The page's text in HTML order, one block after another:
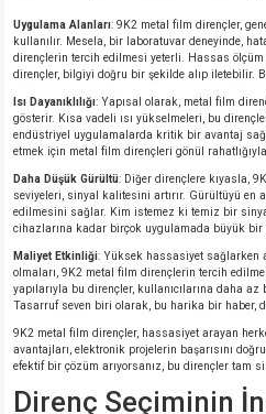
Uygulama Alanları: 9K2 metal film dirençler,
kullanılır. Mesela, bir laboratuvar deneyinde,
dirençlerin tercih edilmesi yeterli. Hassas
dirençler, bilgiyi doğru bir şekilde alıp iletebilir.
Isı Dayanıklılığı: Yapısal olarak, metal film
gösterir. Kısa vadeli ısı yükselmeleri, bu
endüstriyel uygulamalarda kritik bir avantaj
etmek için metal film dirençleri gönül
Daha Düşük Gürültü: Diğer dirençlere kıyasla,
seviyeleri, sinyal kalitesini artırır. Gürültüyü en
edilmesini sağlar. Kim istemez ki temiz bir
cihazlarına kadar birçok uygulamada büyük bir
Maliyet Etkinliği: Yüksek hassasiyet sağlarken
olmaları, 9K2 metal film dirençlerin tercih
yapılarıyla bu dirençler, kullanıcılarına daha az
Tasarruf seven biri olarak, bu harika bir haber,
9K2 metal film dirençler, hassasiyet arayan
avantajları, elektronik projelerin başarısını
efektif bir çözüm arıyorsanız, bu dirençler tam
Direnç Seçiminin